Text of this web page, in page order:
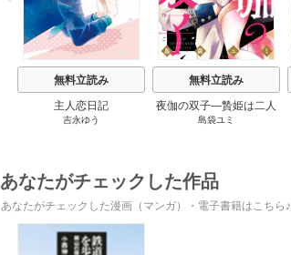
無料立読み
主人恋日記
吉永ゆう
無料立読み
夜伽の双子―贄姫は二人
の王子に愛される―
島袋ユミ
あなたがチェックした作品
あなたがチェックした漫画（マンガ）・電子書籍はこちら♪